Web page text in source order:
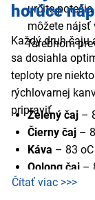
určite
môžete nájsť
farebnom
horúce
Každý druh čaju
sa dosiahla
teploty pre
rýchlovarnej
pripraviť.
Zelený čaj –
Čierny čaj –
Káva – 83 oC
Oolong čaj –
Instantná
Čítať viac >>>